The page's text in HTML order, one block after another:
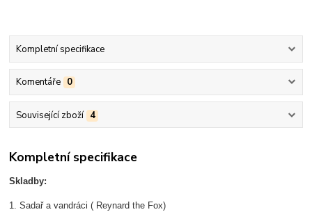
Kompletní specifikace
Komentáře 0
Související zboží 4
Kompletní specifikace
Skladby:
1. Sadař a vandráci ( Reynard the Fox)